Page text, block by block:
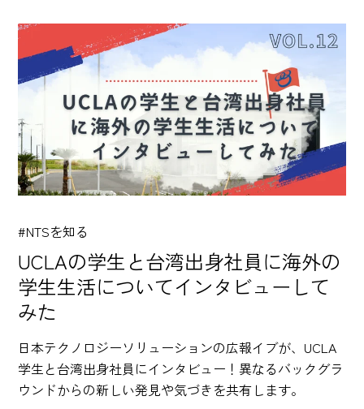
#NTSを知る
UCLAの学生と台湾出身社員に海外の
学生生活についてインタビューして
みた
日本テクノロジーソリューションの広報イブが、UCLA
学生と台湾出身社員にインタビュー！異なるバックグラ
ウンドからの新しい発見や気づきを共有します。